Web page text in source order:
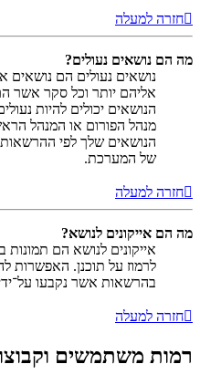
חזרה למעלה
מה הם נושאים נעולים?
נושאים נעולים הם נושאים
אליהם יותר וכל סקר אשר
הנושאים יכולים להיות
מנהל הפורום או המנהל
הנושאים שלך לפי
של המערכת.
חזרה למעלה
מה הם אייקונים לנושא?
אייקונים לנושא הם
לרמוז על תוכנן. האפשרות
בהרשאות אשר נקבעו
חזרה למעלה
רמות משתמשים